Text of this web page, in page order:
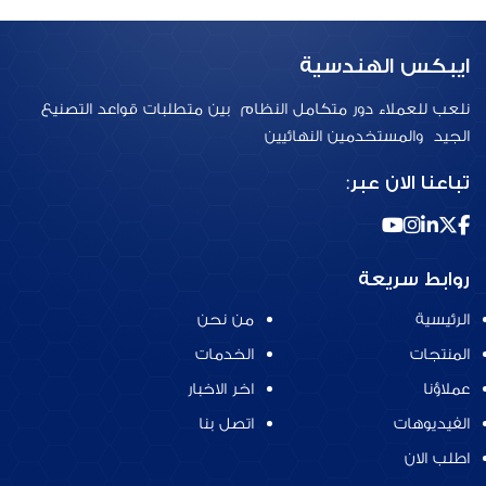
ايبكس الهندسية
نلعب للعملاء دور متكامل النظام بين متطلبات قواعد التصنيع
الجيد والمستخدمين النهائيين
تباعنا الان عبر:
روابط سريعة
الرئيسية
من نحن
المنتجات
الخدمات
عملاؤنا
اخر الاخبار
الفيديوهات
اتصل بنا
اطلب الان